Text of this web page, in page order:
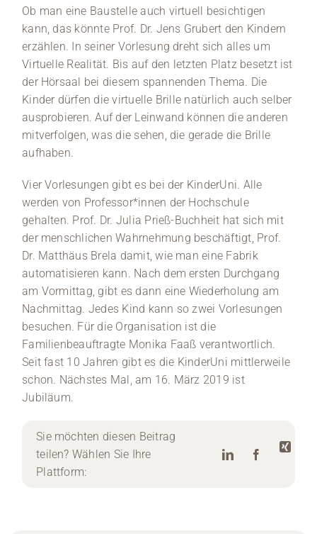
Ob man eine Baustelle auch virtuell besichtigen
kann, das könnte Prof. Dr. Jens Grubert den Kindern
erzählen. In seiner Vorlesung dreht sich alles um
Virtuelle Realität. Bis auf den letzten Platz besetzt ist
der Hörsaal bei diesem spannenden Thema. Die
Kinder dürfen die virtuelle Brille natürlich auch selber
ausprobieren. Auf der Leinwand können die anderen
mitverfolgen, was die sehen, die gerade die Brille
aufhaben.
Vier Vorlesungen gibt es bei der KinderUni. Alle
werden von Professor*innen der Hochschule
gehalten. Prof. Dr. Julia Prieß-Buchheit hat sich mit
der menschlichen Wahrnehmung beschäftigt, Prof.
Dr. Matthäus Brela damit, wie man eine Fabrik
automatisieren kann. Nach dem ersten Durchgang
am Vormittag, gibt es dann eine Wiederholung am
Nachmittag. Jedes Kind kann so zwei Vorlesungen
besuchen. Für die Organisation ist die
Familienbeauftragte Monika Faaß verantwortlich.
Seit fast 10 Jahren gibt es die KinderUni mittlerweile
schon. Nächstes Mal, am 16. März 2019 ist
Jubiläum.
Sie möchten diesen Beitrag
teilen? Wählen Sie Ihre
Plattform: